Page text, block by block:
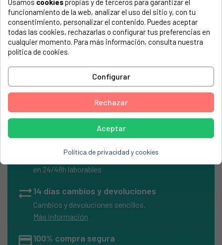
electrodoméstico. Suele estar formado por números y
letras.
Asa cuerpo alza space
ALZA, SPACE
Entrega rápida en península
en 24/48h laborables
sync_alt14 días cambios y devoluciones
Cambios y devoluciones sencillos.
Más información
credit_card100% compra segura
Usamos cookiespropias y de terceros para garantizar el
funcionamiento de la web, analizar el uso del sitio y, con tu
consentimiento, personalizar el contenido. Puedes aceptar
todas las cookies, rechazarlas o configurar tus preferencias en
cualquier momento. Para más información, consulta nuestra
política de cookies.
Configurar
Rechazar
Aceptar
Política de privacidad y cookies